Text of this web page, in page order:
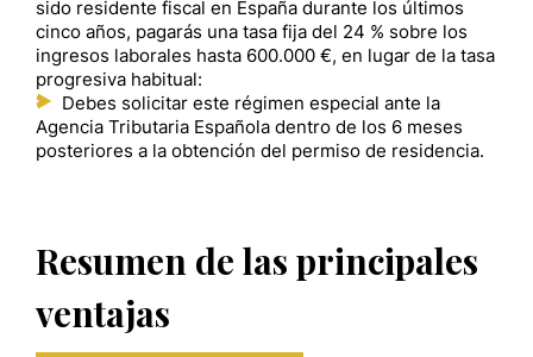
sido residente fiscal en España durante los últimos
cinco años, pagarás una tasa fija del 24 % sobre los
ingresos laborales hasta 600.000 €, en lugar de la tasa
progresiva habitual:
Debes solicitar este régimen especial ante la
Agencia Tributaria Española dentro de los 6 meses
posteriores a la obtención del permiso de residencia.
Resumen de las principales
ventajas